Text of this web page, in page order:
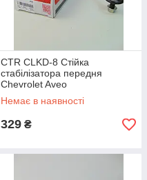
CTR CLKD-8 Стійка
стабілізатора передня
Chevrolet Aveo
Немає в наявності
329 ₴